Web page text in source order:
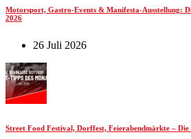
Motorsport, Gastro-Events & Manifesta-Ausstellung:
2026
26 Juli 2026
Street Food Festival, Dorffest, Feierabendmärkte –